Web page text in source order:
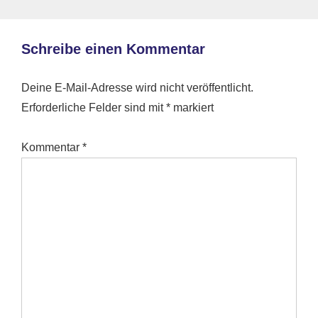
Schreibe einen Kommentar
Deine E-Mail-Adresse wird nicht veröffentlicht.
Erforderliche Felder sind mit* markiert
Kommentar *